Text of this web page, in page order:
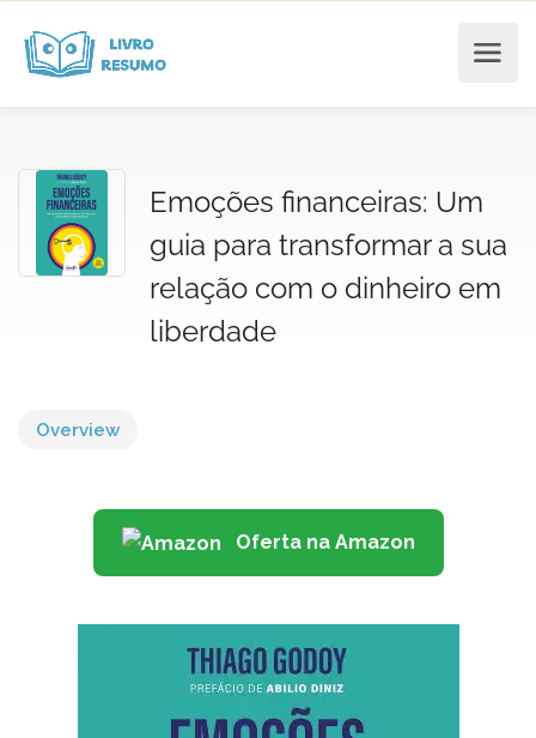
Emoções financeiras: Um
guia para transformar a sua
relação com o dinheiro em
liberdade
Overview
Oferta na Amazon